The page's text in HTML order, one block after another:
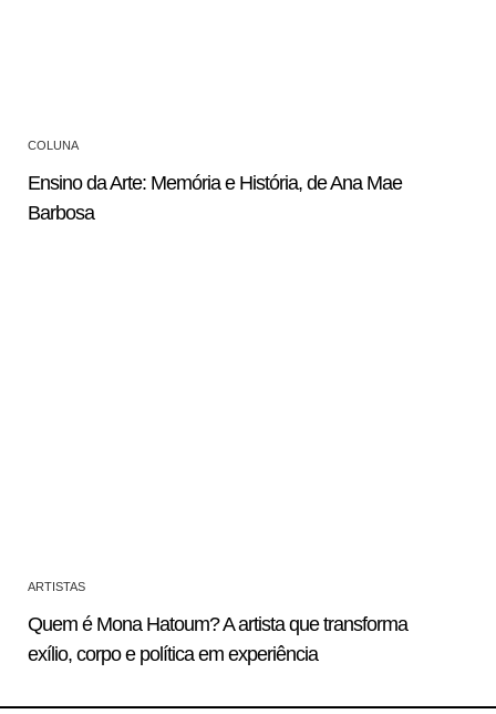
COLUNA
Ensino da Arte: Memória e História, de Ana Mae
Barbosa
ARTISTAS
Quem é Mona Hatoum? A artista que transforma
exílio, corpo e política em experiência